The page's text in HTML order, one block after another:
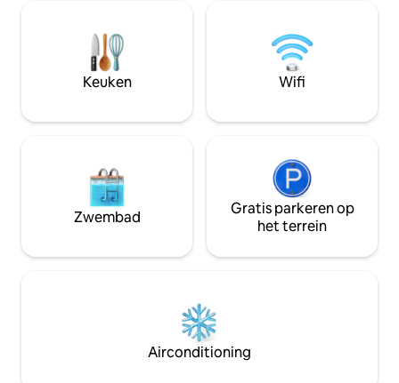
de bomen naast het ecologische
een uitnodiging tot contemplatie, de
beoefening van chi kung, yoga of
prachtige
die zijn
voelen en te
onvergetelijke
Keuken Wifi
Zwembad
Gratis parkeren op
het terrein
Airconditioning